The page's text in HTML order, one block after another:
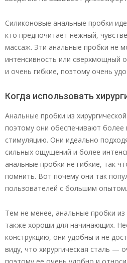
Силиконовые анальные пробки
кто предпочитает нежный,
массаж. Эти анальные пробки не
интенсивность или сверхмощный
и очень гибкие, поэтому очень
Когда использовать
Анальные пробки из
поэтому они обеспечивают более
стимуляцию. Они идеально
сильных ощущений и более
анальные пробки не гибкие, так
помнить. Вот почему они так
пользователей с большим опытом.
Тем не менее, анальные пробки из
также хороши для начинающих.
конструкцию, они удобны и не
виду, что хирургическая сталь —